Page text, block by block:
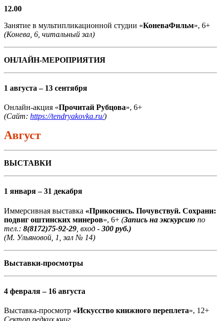
12.00
Занятие в мультипликационной студии «КоневаФильм», 6+
(Конева, 6, читальный зал)
ОНЛАЙН-МЕРОПРИЯТИЯ
1 августа – 13 сентября
Онлайн-акция «Прочитай Рубцова», 6+
(Сайт: https://tendryakovka.ru/)
Август
ВЫСТАВКИ
1 января – 31 декабря
Иммерсивная выставка «Прикоснись. Почувствуй. Сохрани:
подвиг оштинских минеров», 6+ (Запись на экскурсию по
тел.: 8(8172)75-92-29 , вход - 300 руб.)
(М. Ульяновой, 1, зал № 14)
Выставки-просмотры
4 февраля – 16 августа
Выставка-просмотр «Искусство книжного переплета», 12+